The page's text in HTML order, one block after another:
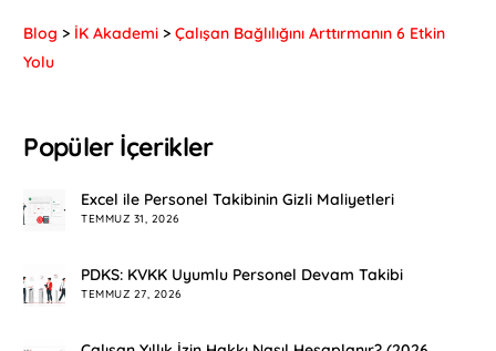
Blog > İK Akademi >Çalışan Bağlılığını Arttırmanın 6 Etkin
Yolu
Popüler İçerikler
Excel ile Personel Takibinin Gizli Maliyetleri
TEMMUZ 31, 2026
PDKS: KVKK Uyumlu Personel Devam Takibi
TEMMUZ 27, 2026